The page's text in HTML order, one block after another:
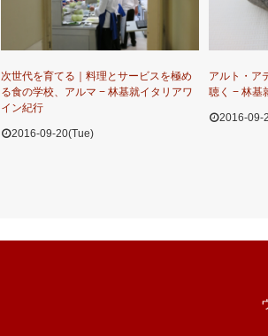
次世代を育てる｜料理とサービスを極め
る食の学校、アルマ − 林基就イタリアワ
イン紀行
2016-09-20(Tue)
アルト・ア
聴く − 林基
2016-09-